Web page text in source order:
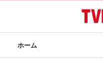
ホーム